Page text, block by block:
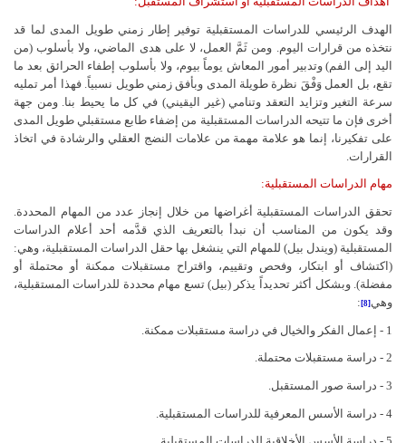
الهدف الرئيسي للدراسات المستقبلية توفير إطار زمني طويل المدى لما قد
نتخذه من قرارات اليوم. ومن ثَمَّ العمل، لا على هدى الماضي، ولا بأسلوب (من
اليد إلى الفم) وتدبير أمور المعاش يوماً بيوم، ولا بأسلوب إطفاء الحرائق بعد ما
تقع، بل العمل وَفْقَ نظرة طويلة المدى وبأفق زمني طويل نسبياً. فهذا أمر تمليه
سرعة التغير وتزايد التعقد وتنامي (غير اليقيني) في كل ما يحيط بنا. ومن جهة
أخرى فإن ما تتيحه الدراسات المستقبلية من إضفاء طابع مستقبلي طويل المدى
على تفكيرنا، إنما هو علامة مهمة من علامات النضج العقلي والرشادة في اتخاذ
القرارات.
مهام الدراسات المستقبلية:
تحقق الدراسات المستقبلية أغراضها من خلال إنجاز عدد من المهام المحددة.
وقد يكون من المناسب أن نبدأ بالتعريف الذي قدَّمه أحد أعلام الدراسات
المستقبلية (ويندل بيل) للمهام التي ينشغل بها حقل الدراسات المستقبلية، وهي:
(اكتشاف أو ابتكار، وفحص وتقييم، واقتراح مستقبلات ممكنة أو محتملة أو
مفضلة). وبشكل أكثر تحديداً يذكر (بيل) تسع مهام محددة للدراسات المستقبلية،
وهي [8]
:
1 - إعمال الفكر والخيال في دراسة مستقبلات ممكنة.
2 - دراسة مستقبلات محتملة.
3 - دراسة صور المستقبل.
4 - دراسة الأسس المعرفية للدراسات المستقبلية.